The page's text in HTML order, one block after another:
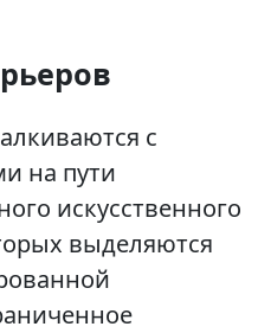
с
на пути
искусственного
выделяются